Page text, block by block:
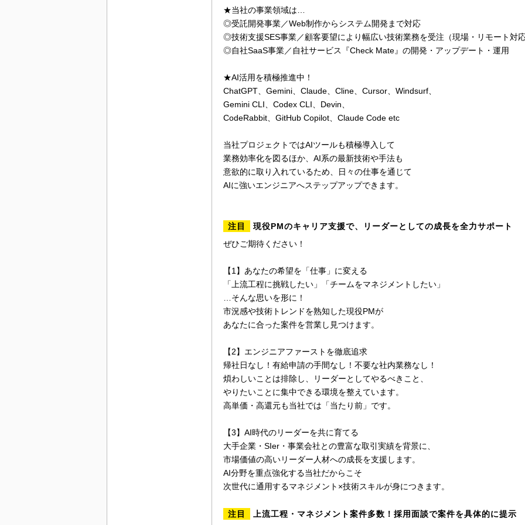
★当社の事業領域は…
◎受託開発事業／Web制作からシステム開発まで対応
◎技術支援SES事業／顧客要望により幅広い技術業務を受注（現場・リモート対
◎自社SaaS事業／自社サービス『Check Mate』の開発・アップデート・運用
★AI活用を積極推進中！
ChatGPT、Gemini、Claude、Cline、Cursor、Windsurf、
Gemini CLI、Codex CLI、Devin、
CodeRabbit、GitHub Copilot、Claude Code etc
当社プロジェクトではAIツールも積極導入して
業務効率化を図るほか、AI系の最新技術や手法も
意欲的に取り入れているため、日々の仕事を通じて
AIに強いエンジニアへステップアップできます。
注目
現役PMのキャリア支援で、リーダーとしての成長を全力サポート
ぜひご期待ください！
【1】あなたの希望を「仕事」に変える
「上流工程に挑戦したい」「チームをマネジメントしたい」
…そんな思いを形に！
市況感や技術トレンドを熟知した現役PMが
あなたに合った案件を営業し見つけます。
【2】エンジニアファーストを徹底追求
帰社日なし！有給申請の手間なし！不要な社内業務なし！
煩わしいことは排除し、リーダーとしてやるべきこと、
やりたいことに集中できる環境を整えています。
高単価・高還元も当社では「当たり前」です。
【3】AI時代のリーダーを共に育てる
大手企業・SIer・事業会社との豊富な取引実績を背景に、
市場価値の高いリーダー人材への成長を支援します。
AI分野を重点強化する当社だからこそ
次世代に通用するマネジメント×技術スキルが身につきます。
注目 上流工程・マネジメント案件多数！採用面談で案件を具体的に提示